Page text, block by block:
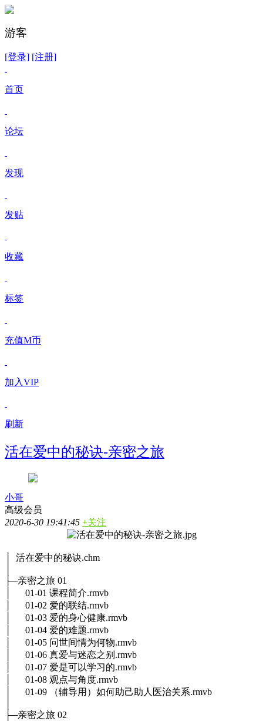
游客
[登录] [注册]
首页
论坛
发现
发贴
收藏
标签
充值M币
加入VIP
刷新
活在爱中的秘诀-亲密之旅
小哥
高级会员
2020-6-30 19:41:45 +关注
│ 活在爱中的秘诀.chm
├─亲密之旅 01
│ 01-01 课程简介.rmvb
│ 01-02 爱的联结.rmvb
│ 01-03 爱的身心健康.rmvb
│ 01-04 爱的难题.rmvb
│ 01-05 问世间情为何物.rmvb
│ 01-06 真爱与迷恋之别.rmvb
│ 01-07 爱是可以学习的.rmvb
│ 01-08 观点与角度.rmvb
│ 01-09 （辅导用）如何助己助人医治关系.rmvb
├─亲密之旅 02